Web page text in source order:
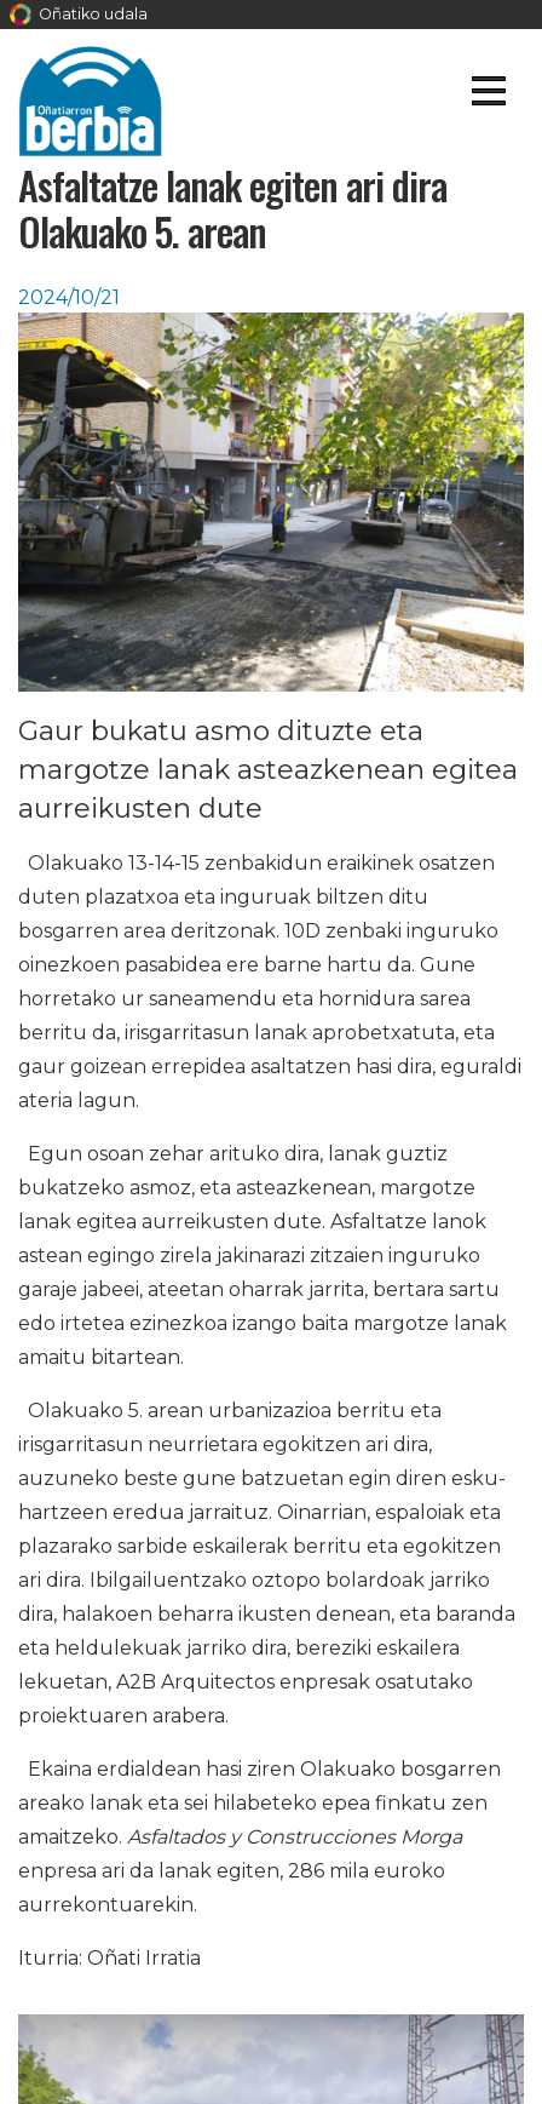
Oñatiko udala
Asfaltatze lanak egiten ari dira
Olakuako 5. arean
2024/10/21
Gaur bukatu asmo dituzte eta
margotze lanak asteazkenean egitea
aurreikusten dute
Olakuako 13-14-15 zenbakidun eraikinek osatzen
duten plazatxoa eta inguruak biltzen ditu
bosgarren area deritzonak. 10D zenbaki inguruko
oinezkoen pasabidea ere barne hartu da. Gune
horretako ur saneamendu eta hornidura sarea
berritu da, irisgarritasun lanak aprobetxatuta, eta
gaur goizean errepidea asaltatzen hasi dira, eguraldi
ateria lagun.
Egun osoan zehar arituko dira, lanak guztiz
bukatzeko asmoz, eta asteazkenean, margotze
lanak egitea aurreikusten dute. Asfaltatze lanok
astean egingo zirela jakinarazi zitzaien inguruko
garaje jabeei, ateetan oharrak jarrita, bertara sartu
edo irtetea ezinezkoa izango baita margotze lanak
amaitu bitartean.
Olakuako 5. arean urbanizazioa berritu eta
irisgarritasun neurrietara egokitzen ari dira,
auzuneko beste gune batzuetan egin diren esku-
hartzeen eredua jarraituz. Oinarrian, espaloiak eta
plazarako sarbide eskailerak berritu eta egokitzen
ari dira. Ibilgailuentzako oztopo bolardoak jarriko
dira, halakoen beharra ikusten denean, eta baranda
eta heldulekuak jarriko dira, bereziki eskailera
lekuetan, A2B Arquitectos enpresak osatutako
proiektuaren arabera.
Ekaina erdialdean hasi ziren Olakuako bosgarren
areako lanak eta sei hilabeteko epea finkatu zen
amaitzeko. Asfaltados y Construcciones Morga
enpresa ari da lanak egiten, 286 mila euroko
aurrekontuarekin.
Iturria: Oñati Irratia